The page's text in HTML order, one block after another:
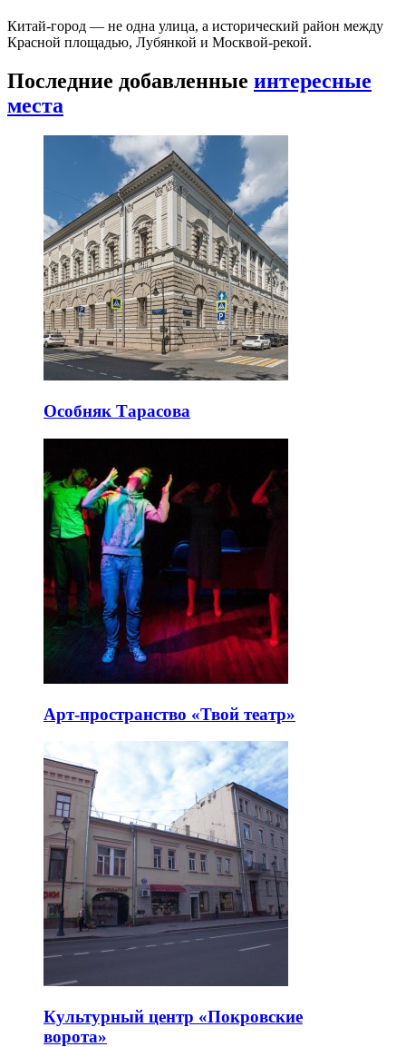
Китай-город — не одна улица, а исторический район между
Красной площадью, Лубянкой и Москвой-рекой.
Последние добавленные интересные
места
Особняк Тарасова
Арт-пространство «Твой театр»
Культурный центр «Покровские
ворота»